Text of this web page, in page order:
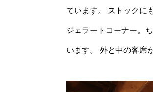
ています。 ストックに
ジェラートコーナー。
います。 外と中の客席